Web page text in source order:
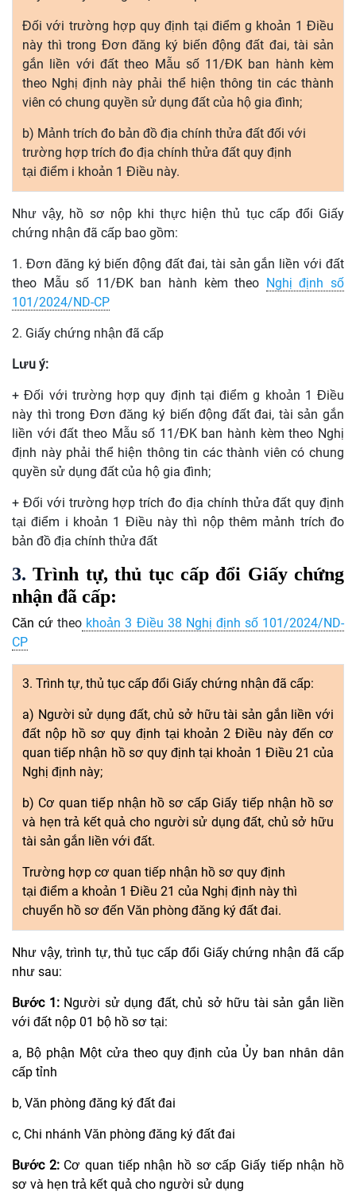
Đối với trường hợp quy định tại điểm g khoản 1 Điều
này thì trong Đơn đăng ký biến động đất đai, tài sản
gắn liền với đất theo Mẫu số 11/ĐK ban hành kèm
theo Nghị định này phải thểhiện thông tin các thành
viên có chung quyền sử dụng đất của hộ gia đình;
b) Mảnh trích đo bản đồ địa chính thửa đất đối với
trường hợp trích đo địa chính thửa đất quy định
tại điểm i khoản 1 Điều này.
Như vậy, hồ sơ nộp khi thực hiện thủ tục cấp đổi Giấy
chứng nhận đã cấp bao gồm:
1. Đơn đăng ký biến động đất đai, tài sản gắn liền với đất
theo Mẫu số 11/ĐK ban hành kèm theo Nghị định số
101/2024/ND-CP
2. Giấy chứng nhận đã cấp
Lưu ý:
+ Đối với trường hợp quy định tại điểm g khoản 1 Điều
này thì trong Đơn đăng ký biến động đất đai, tài sản gắn
liền với đất theo Mẫu số 11/ĐK ban hành kèm theo Nghị
định này phải thểhiện thông tin các thành viên có chung
quyền sử dụng đất của hộ gia đình;
+ Đối với trường hợp trích đo địa chính thửa đất quy định
tạiđiểm i khoản 1 Điều này thì nộp thêm mảnh trích đo
bản đồ địa chính thửa đất
3. Trình tự, thủ tục cấp đổi Giấy chứng
nhận đã cấp:
Căn cứtheo khoản 3 Điều 38 Nghị định số 101/2024/ND-
CP
3. Trình tự, thủ tục cấp đổi Giấy chứng nhận đã cấp:
a) Người sử dụng đất, chủ sở hữu tài sản gắn liền với
đất nộp hồ sơ quy định tại khoản 2 Điều này đến cơ
quan tiếp nhận hồ sơ quy định tại khoản 1 Điều 21 của
Nghị định này;
b) Cơ quan tiếp nhận hồ sơ cấp Giấy tiếp nhận hồ sơ
và hẹntrả kết quả cho người sử dụngđất, chủ sở hữu
tài sản gắn liền với đất.
Trường hợp cơ quan tiếp nhận hồ sơ quy định
tại điểm a khoản 1 Điều 21 của Nghị định này thì
chuyển hồ sơ đến Văn phòng đăng ký đất đai.
Như vậy, trình tự, thủ tục cấp đổi Giấy chứng nhận đã cấp
như sau:
Bước 1:Người sử dụng đất, chủ sở hữu tài sản gắn liền
với đất nộp 01 bộ hồ sơ tại:
a, Bộ phận Một cửa theo quy định của Ủy ban nhân dân
cấp tỉnh
b, Văn phòng đăng ký đất đai
c, Chi nhánh Văn phòng đăng ký đất đai
Bước 2:Cơ quan tiếp nhận hồ sơ cấp Giấy tiếp nhận hồ
sơ và hẹn trả kết quả cho người sử dụng